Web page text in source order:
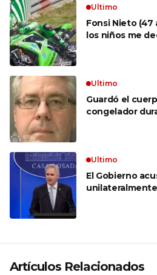
Ultimo
Fonsi Nieto (47
los niños me
Ultimo
Guardó el
congelador
Ultimo
El Gobierno
Artículos Relacionados